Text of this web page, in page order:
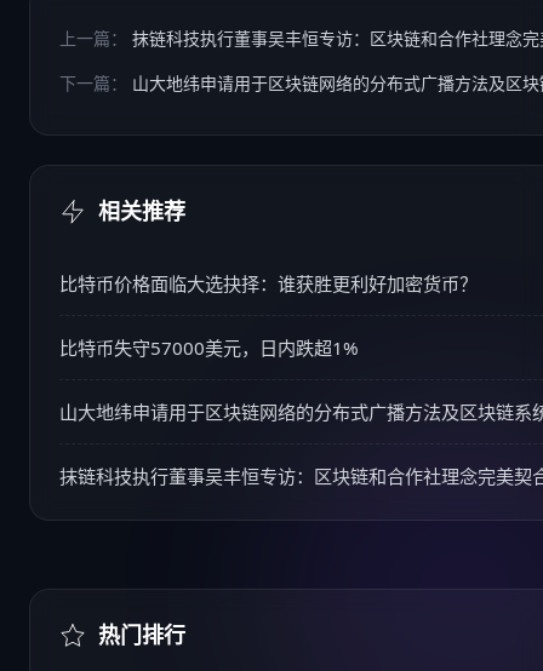
上一篇：
抹链科技执行董事吴丰恒专访：区块链和合作社理念
下一篇：
山大地纬申请用于区块链网络的分布式广播方法及区
相关推荐
比特币价格面临大选抉择：谁获胜更利好加密货币？
比特币失守57000美元，日内跌超1%
山大地纬申请用于区块链网络的分布式广播方法及区块链系
抹链科技执行董事吴丰恒专访：区块链和合作社理念完美契
热门排行